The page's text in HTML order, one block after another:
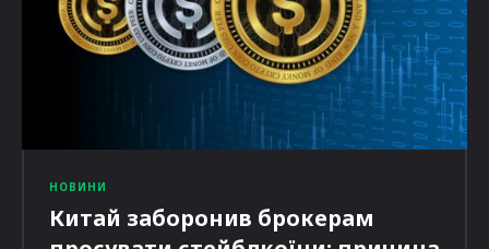
НОВИНИ
Китай заборонив брокерам